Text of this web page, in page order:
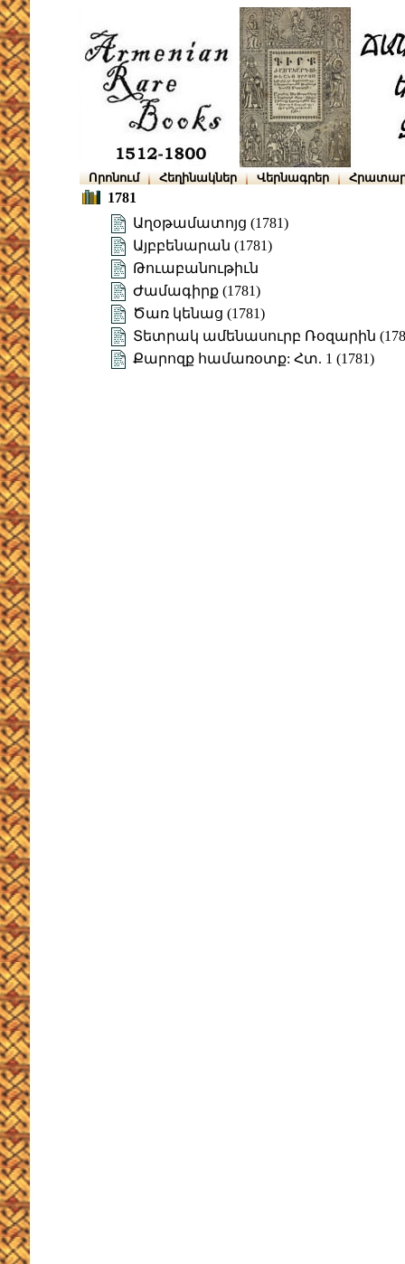
Որոնում Հեղինակներ Վերնագրեր
1781
Աղօթամատոյց (1781)
Այբբենարան (1781)
Թուաբանութիւն
Ժամագիրք (1781)
Ծառ կենաց (1781)
Տետրակ ամենասուրբ Ռօզարին
Քարոզք համառօտք: Հտ. 1 (1781)